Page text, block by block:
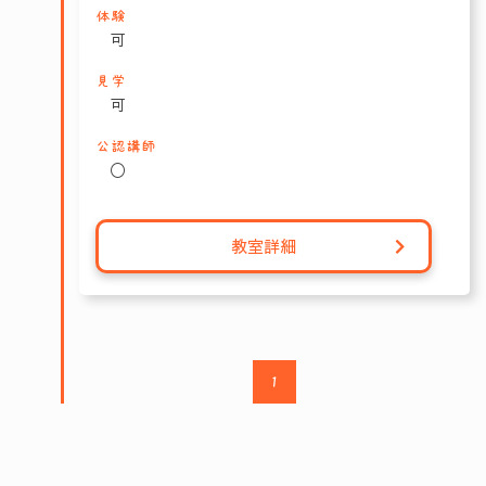
体験
可
見学
可
公認講師
〇
教室詳細
1